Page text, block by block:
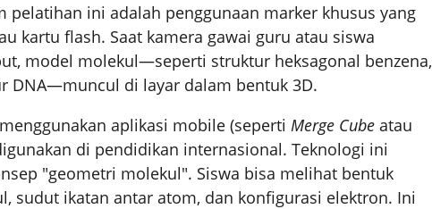
pelatihan ini adalah penggunaan marker khusus yang
kartu flash. Saat kamera gawai guru atau siswa
model molekul—seperti struktur heksagonal benzena,
DNA—muncul di layar dalam bentuk 3D.
aplikasi mobile (seperti Merge Cube atau
di pendidikan internasional. Teknologi ini
"geometri molekul". Siswa bisa melihat bentuk
sudut ikatan antar atom, dan konfigurasi elektron. Ini